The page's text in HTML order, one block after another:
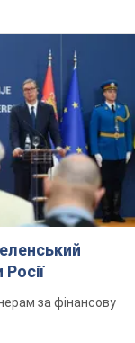
за фінансову
у Держдепі